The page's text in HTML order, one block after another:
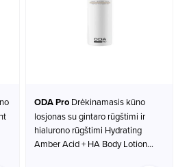
ODA Pro
losjonas su gintaro rūgštimi ir
hialurono rūgštimi Hydrating
Amber Acid + HA Body Lotion